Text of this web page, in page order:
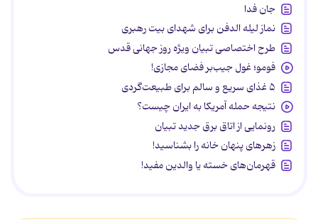
جان فدا
نماز لیله الدفن برای شهدای بیت رهبری
طرح اختصاصی تبیان ویژه روز جهانی قدس
فومو؛ غول جیب‌بر فضای مجازی!
۵ غذای سریع و سالم برای طبیعت‌گردی
نتیجه حمله آمریکا به ایران چیست؟
رونمایی از اتاق برق جدید تبیان
زهرهای پنهان خانه را بشناسید!
قهرمان‌های خسته یا والدین مفید!